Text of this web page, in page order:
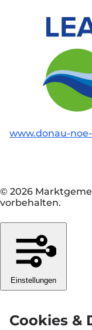
www.donau-
© 2026
vorbehalten.
Einstellungen
Cookies &